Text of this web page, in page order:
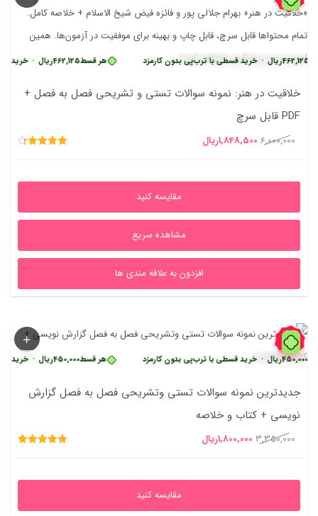
هر قسط 462,125ریال • خرید قسطی با • خرید قسطی با ترب‌پی بدون کارمزد
خلاقیت در هنر: نمونه سوالات تستی و تشریحی فصل به فصل +
PDF قابل سرچ
6,000,000 قیمت
6,000,000ریال
1,848,500ریال
1,848,500ریال
مقایسه کنید
مشاهده سریع
افزدون به علاقه مندی ها
46%
هر قسط 450,000ریال • خرید قسطی با • خرید قسطی با ترب‌پی بدون کارمزد
جدیدترین نمونه سوالات تستی وتشریحی فصل به فصل گزارش
نویسی + کتاب و خلاصه
3,350,000 قیمت
3,350,000ریال
1,800,000ریال
1,800,000ریال
مقایسه کنید